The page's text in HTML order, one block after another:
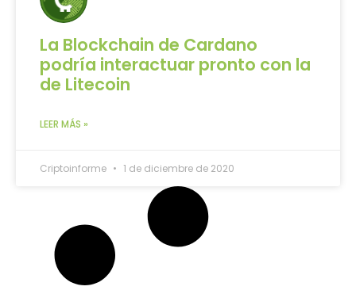
La Blockchain de Cardano
podría interactuar pronto con la
de Litecoin
LEER MÁS »
Criptoinforme 1 de diciembre de 2020